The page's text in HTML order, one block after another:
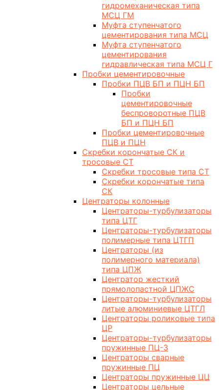
гидромеханическая типа
МСЦ ГМ
Муфта ступенчатого
цементирования типа МСЦ
Муфта ступенчатого
цементирования
гидравлическая типа МСЦ Г
Пробки цементировочные
Пробки ПЦВ БП и ПЦН БП
Пробки
цементировочные
беспроворотные ПЦВ
БП и ПЦН БП
Пробки цементировочные
ПЦВ и ПЦН
Скребки корончатые СК и
тросовые СТ
Скребки тросовые типа СТ
Скребки корончатые типа
СК
Центраторы колонные
Центраторы-турбулизаторы
типа ЦТГ
Центраторы-турбулизаторы
полимерные типа ЦТГП
Центраторы (из
полимерного материала)
типа ЦПЖ
Центратор жесткий
прямолопастной ЦПЖС
Центраторы-турбулизаторы
литые алюминиевые ЦТГЛ
Центраторы роликовые типа
ЦР
Центраторы-турбулизаторы
пружинные ПЦ-3
Центраторы сварные
пружинные ПЦ
Центраторы пружинные ЦЦ
Центраторы цельные